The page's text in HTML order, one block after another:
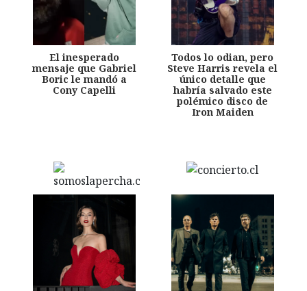
El inesperado
mensaje que Gabriel
Boric le mandó a
Cony Capelli
Todos lo odian, pero
Steve Harris revela el
único detalle que
habría salvado este
polémico disco de
Iron Maiden